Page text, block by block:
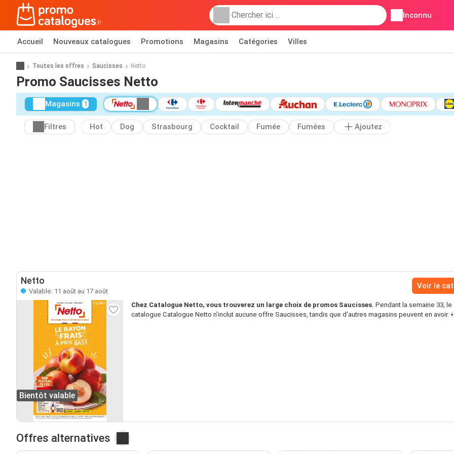
Inconnu
Accueil Nouveaux catalogues Promotions Magasins Catégories Villes
Toutes les offres Saucisses Netto
Promo Saucisses Netto
Magasins 1
Filtres Hot Dog Strasbourg Cocktail Fumée Fumées Ajoutez
Netto
Valable: 11 août au 17 août
Voir le
Bientôt valable
Chez Catalogue Netto, vous trouverez un large choix de promos Saucisses. Pendant la semaine 33, le
catalogue Catalogue Netto n’inclut aucune offre Saucisses, tandis que d’autres magasins peuvent en avoir.
Offres alternatives